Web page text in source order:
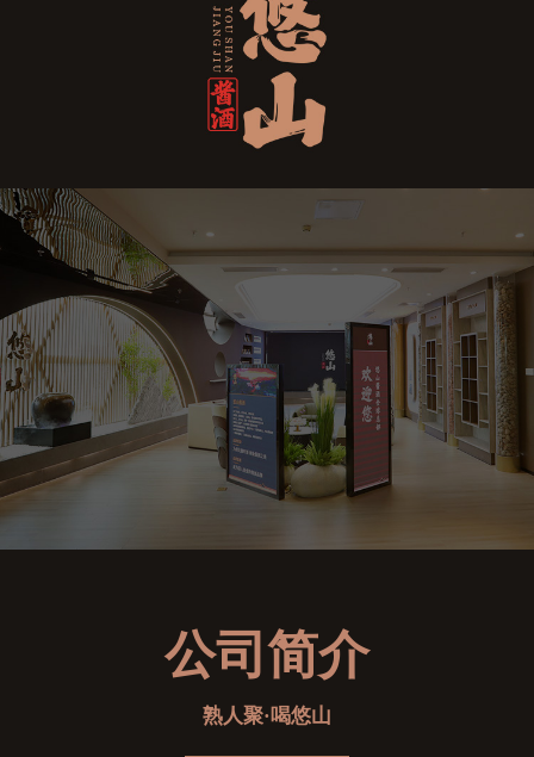
公司简介
熟人聚·喝悠山